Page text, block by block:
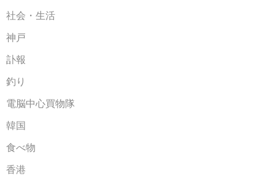
社会・生活
神戸
訃報
釣り
電脳中心買物隊
韓国
食べ物
香港